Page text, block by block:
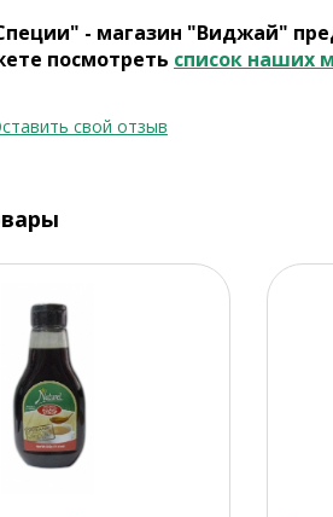
- магазин "Виджай"
посмотреть список наших
свой отзыв